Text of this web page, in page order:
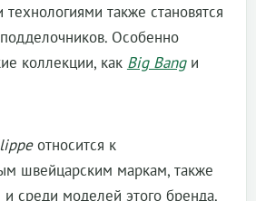
также становятся
Особенно
коллекции, как Big Bangи
относится к
швейцарским маркам, также
среди моделей этого бренда.